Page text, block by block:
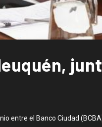
entre el Banco Ciudad